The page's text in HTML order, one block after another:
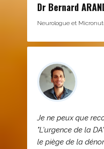
Dr Bernard
Neurologue et
Je ne peux que
"L'urgence de la
le piège de la